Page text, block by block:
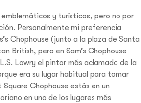
emblemáticos y turísticos, pero no por
Personalmente mi preferencia
Chophouse (junto a la plaza de Santa
British, pero en Sam’s Chophouse
Lowry el pintor más aclamado de la
era su lugar habitual para tomar
Chophouse estás en un
en uno de los lugares más